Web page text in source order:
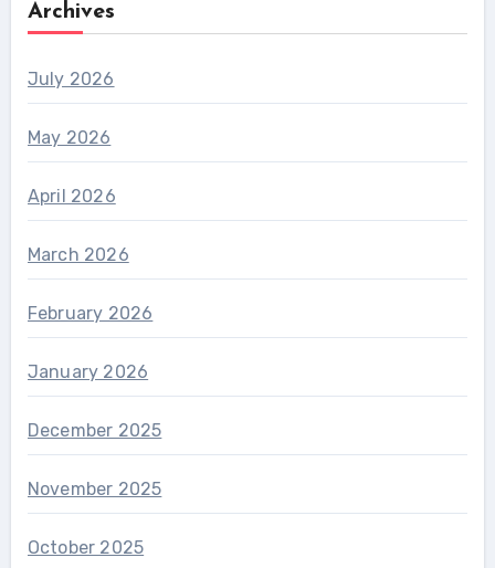
Archives
July 2026
May 2026
April 2026
March 2026
February 2026
January 2026
December 2025
November 2025
October 2025